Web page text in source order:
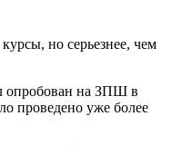
но серьезнее, чем
опробован на ЗПШ в
проведено уже более